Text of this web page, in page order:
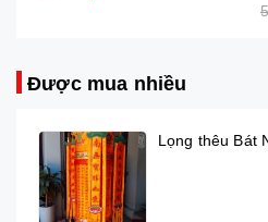
Được mua nhiều
Lọng thêu Bát